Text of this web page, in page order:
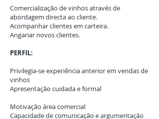
Comercialização de vinhos através de
abordagem directa ao cliente.
Acompanhar clientes em carteira.
Angariar novos clientes.
PERFIL:
Privilegia-se experiência anterior em vendas de
vinhos
Apresentação cuidada e formal
Motivação área comercial
Capacidade de comunicação e argumentação